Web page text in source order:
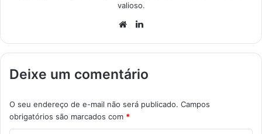
valioso.
Website
Deixe um comentário
O seu endereço de e-mail não será publicado. Campos
obrigatórios são marcados com *